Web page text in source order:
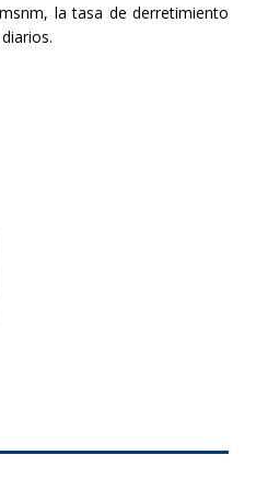
la tasa de derretimiento